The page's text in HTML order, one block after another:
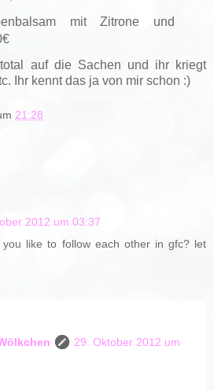
mit Zitrone und
auf die Sachen und ihr kriegt
Ihr kennt das ja von mir schon :)
21:28
2012 um 03:37
you like to follow each other in gfc? let
29. Oktober 2012 um